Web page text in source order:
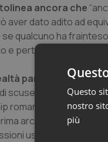
ancora che
aver dato adito ad
qualcuno ha
e pertanto Le rinnovo le
parrebbe di no,
scuse da parte di
romano dove,
archiviazione del
usate da Burioni.
Questo
nostro
più